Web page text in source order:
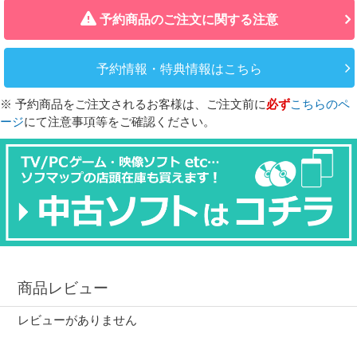
予約商品のご注文に関する注意
予約情報・特典情報はこちら
※ 予約商品をご注文されるお客様は、ご注文前に必ずこちらのペ
ージにて注意事項等をご確認ください。
商品レビュー
レビューがありません